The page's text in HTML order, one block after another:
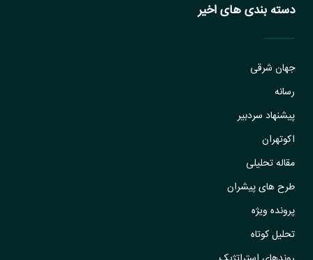
دسته بندی های اخیر
جهان شرقی
رسانه
پیشنهاد سردبیر
اکوتهران
مقاله تحلیلی
طرح های پیشران
پرونده ویژه
تحلیل کوتاه